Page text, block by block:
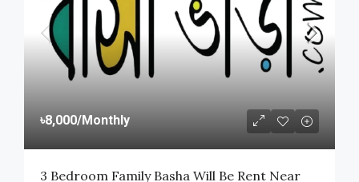
৳8,000/Monthly
3 Bedroom Family Basha Will Be Rent Near